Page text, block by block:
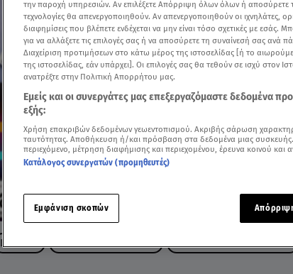
LEADERS
την παροχή υπηρεσιών. Αν επιλέξετε Απόρριψη όλων όλων ή αποσύρετε
τεχνολογίες θα απενεργοποιηθούν. Αν απενεργοποιηθούν οι ιχνηλάτες,
διαφημίσεις που βλέπετε ενδέχεται να μην είναι τόσο σχετικές με εσάς.
για να αλλάξετε τις επιλογές σας ή να αποσύρετε τη συναίνεσή σας ανά
Διαχείριση προτιμήσεων στο κάτω μέρος της ιστοσελίδας [ή το
της ιστοσελίδας, εάν υπάρχει]. Οι επιλογές σας θα τεθούν σε ισχύ στον
ανατρέξτε στην Πολιτική Απορρήτου μας.
Εμείς και οι συνεργάτες μας επεξεργαζόμαστε δεδομένα
εξής:
Χρήση επακριβών δεδομένων γεωεντοπισμού. Ακριβής σάρωση
ταυτότητας. Αποθήκευση ή/και πρόσβαση στα δεδομένα μιας συσκευής.
περιεχόμενο, μέτρηση διαφήμισης και περιεχομένου, έρευνα κοινού και
Κατάλογος συνεργατών (προμηθευτές)
Εμφάνιση σκοπών